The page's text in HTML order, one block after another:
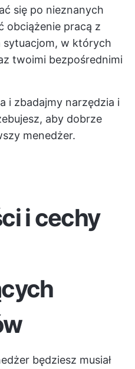
się po nieznanych
obciążenie pracą z
sytuacjom, w których
twoimi bezpośrednimi
i zbadajmy narzędzia i
aby dobrze
menedżer.
i cechy
będziesz musiał